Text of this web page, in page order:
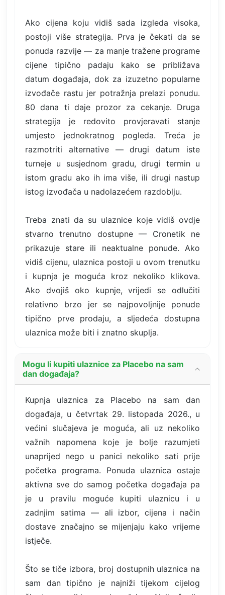
Ako cijena koju vidiš sada izgleda visoka,
postoji više strategija. Prva je čekati da se
ponuda razvije — za manje tražene programe
cijene tipično padaju kako se približava
datum događaja, dok za izuzetno popularne
izvođače rastu jer potražnja prelazi ponudu.
80 dana ti daje prozor za cekanje. Druga
strategija je redovito provjeravati stanje
umjesto jednokratnog pogleda. Treća je
razmotriti alternative — drugi datum iste
turneje u susjednom gradu, drugi termin u
istom gradu ako ih ima više, ili drugi nastup
istog izvođača u nadolazećem razdoblju.
Treba znati da su ulaznice koje vidiš ovdje
stvarno trenutno dostupne — Cronetik ne
prikazuje stare ili neaktualne ponude. Ako
vidiš cijenu, ulaznica postoji u ovom trenutku
i kupnja je moguća kroz nekoliko klikova.
Ako dvojiš oko kupnje, vrijedi se odlučiti
relativno brzo jer se najpovoljnije ponude
tipično prve prodaju, a sljedeća dostupna
ulaznica može biti i znatno skuplja.
Mogu li kupiti ulaznice za Placebo na sam
dan događaja?
Kupnja ulaznica za Placebo na sam dan
događaja, u četvrtak 29. listopada 2026., u
većini slučajeva je moguća, ali uz nekoliko
važnih napomena koje je bolje razumjeti
unaprijed nego u panici nekoliko sati prije
početka programa. Ponuda ulaznica ostaje
aktivna sve do samog početka događaja pa
je u pravilu moguće kupiti ulaznicu i u
zadnjim satima — ali izbor, cijena i način
dostave značajno se mijenjaju kako vrijeme
istječe.
Što se tiče izbora, broj dostupnih ulaznica na
sam dan tipično je najniži tijekom cijelog